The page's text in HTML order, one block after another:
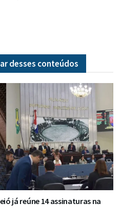
desses conteúdos
já reúne 14 assinaturas na